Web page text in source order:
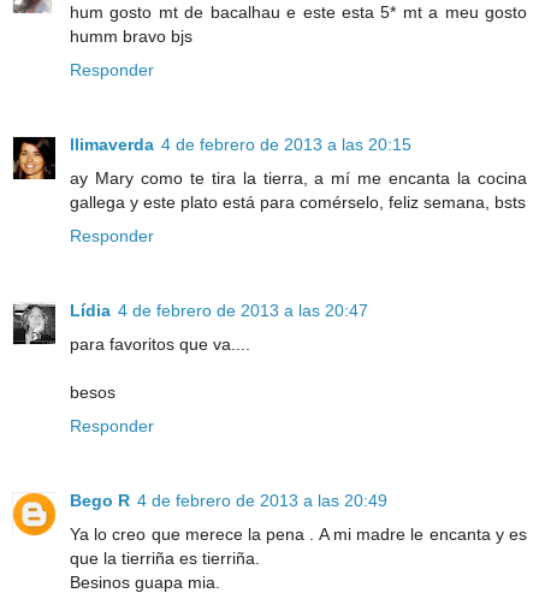
hum gosto mt de bacalhau e este esta 5* mt a meu gosto
humm bravo bjs
Responder
llimaverda 4 de febrero de 2013 a las 20:15
ay Mary como te tira la tierra, a mí me encanta la cocina
gallega y este plato está para comérselo, feliz semana, bsts
Responder
Lídia 4 de febrero de 2013 a las 20:47
para favoritos que va....
besos
Responder
Bego R 4 de febrero de 2013 a las 20:49
Ya lo creo que merece la pena . A mi madre le encanta y es
que la tierriña es tierriña.
Besinos guapa mia.